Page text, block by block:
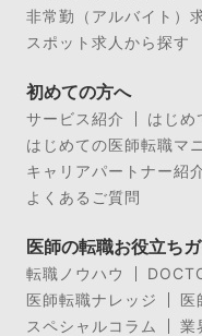
非常勤（アルバイト）
スポット求人から探す
初めての方へ
サービス紹介
はじめ
はじめての医師転職マ
キャリアパートナー紹
よくあるご質問
医師の転職お役立ち
転職ノウハウ
医師転職ナレッジ
医
スペシャルコラム
業